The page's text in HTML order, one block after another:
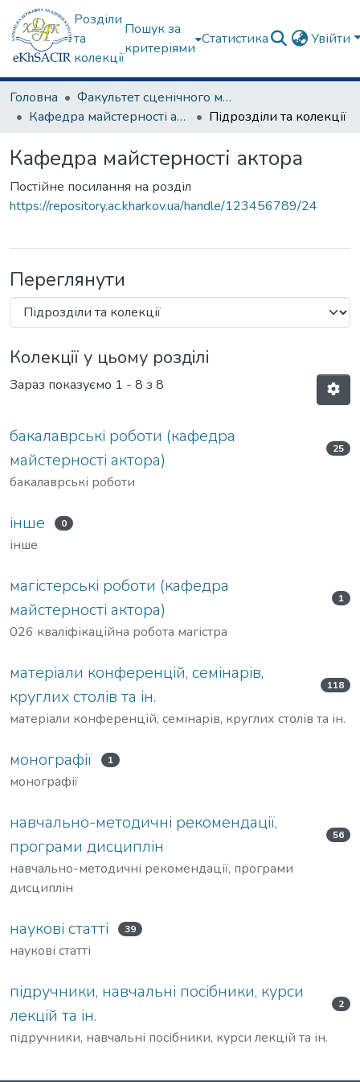
Розділи
та
колекції
Пошук за
критеріями
Статистика Увійти
Головна
Факультет сценічного мистецтва
Кафедра майстерності актора
Підрозділи та колекції
Кафедра майстерності актора
Постійне посилання на розділ
https://repository.ac.kharkov.ua/handle/123456789/24
Переглянути
Колекції у цьому розділі
Зараз показуємо 1 - 8 з 8
бакалаврські роботи (кафедра
майстерності актора)
25
бакалаврські роботи
інше 0
інше
магістерські роботи (кафедра
майстерності актора)
1
026 кваліфікаційна робота магістра
матеріали конференцій, семінарів,
круглих столів та ін.
118
матеріали конференцій, семінарів, круглих столів та ін.
монографії 1
монографії
навчально-методичні рекомендації,
програми дисциплін
56
навчально-методичні рекомендації, програми
дисциплін
наукові статті 39
наукові статті
підручники, навчальні посібники, курси
лекцій та ін.
2
підручники, навчальні посібники, курси лекцій та ін.